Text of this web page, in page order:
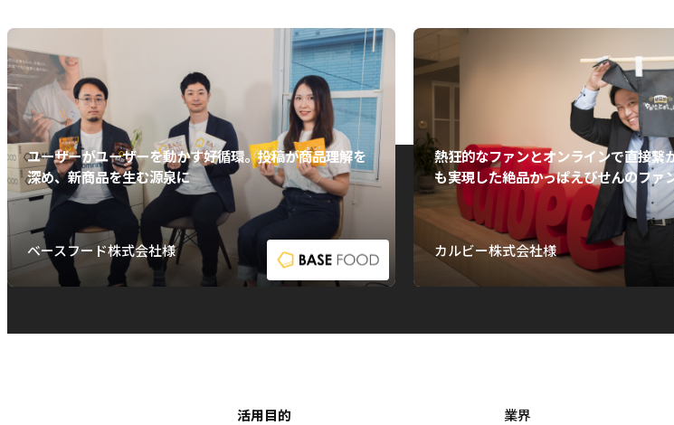
ユーザーがユーザーを動かす好循環。投稿が商品理解を
深め、新商品を生む源泉に
ベースフード株式会社様
熱狂的なファンとオンラインで直接繋
も実現した絶品かっぱえびせんのファ
カルビー株式会社様
活用目的 業界